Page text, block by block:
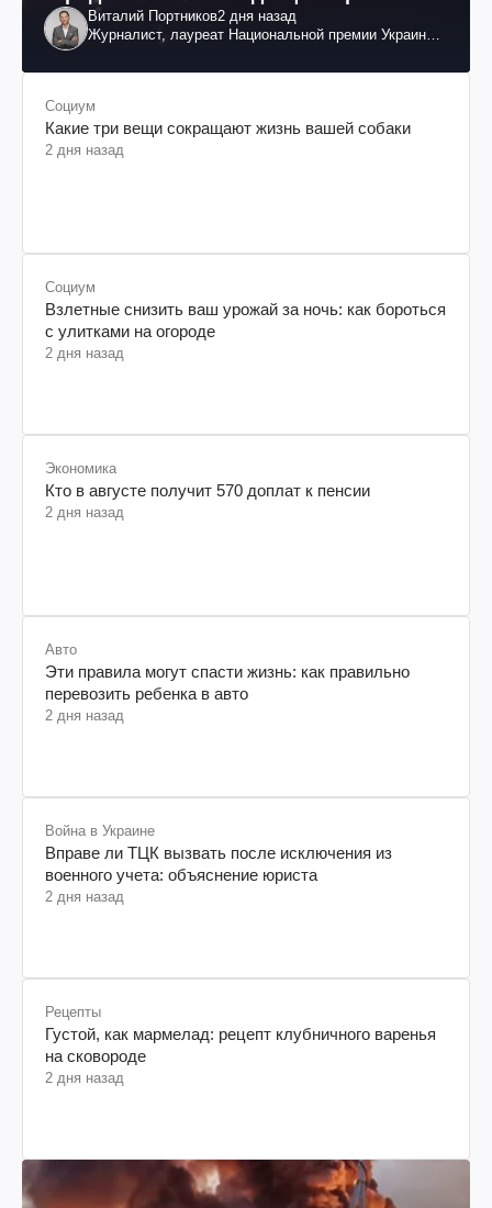
Виталий Портников2 дня назад
Журналист, лауреат Национальной премии Украины
Социум
Какие три вещи сокращают жизнь вашей собаки
2 дня назад
Социум
Взлетные снизить ваш урожай за ночь: как бороться
с улитками на огороде
2 дня назад
Экономика
Кто в августе получит 570 доплат к пенсии
2 дня назад
Авто
Эти правила могут спасти жизнь: как правильно
перевозить ребенка в авто
2 дня назад
Война в Украине
Вправе ли ТЦК вызвать после исключения из
военного учета: объяснение юриста
2 дня назад
Рецепты
Густой, как мармелад: рецепт клубничного варенья
на сковороде
2 дня назад